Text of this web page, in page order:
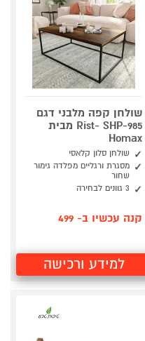
שולחן קפה מלבני דגם
Rist- SHP-985 מבית
Homax
שולחן סלון קלאסי
מסגרת ורגליים מפלדה גימור
שחור
3 גוונים לבחירה
קנה עכשיו ב- 499
למידע ורכישה